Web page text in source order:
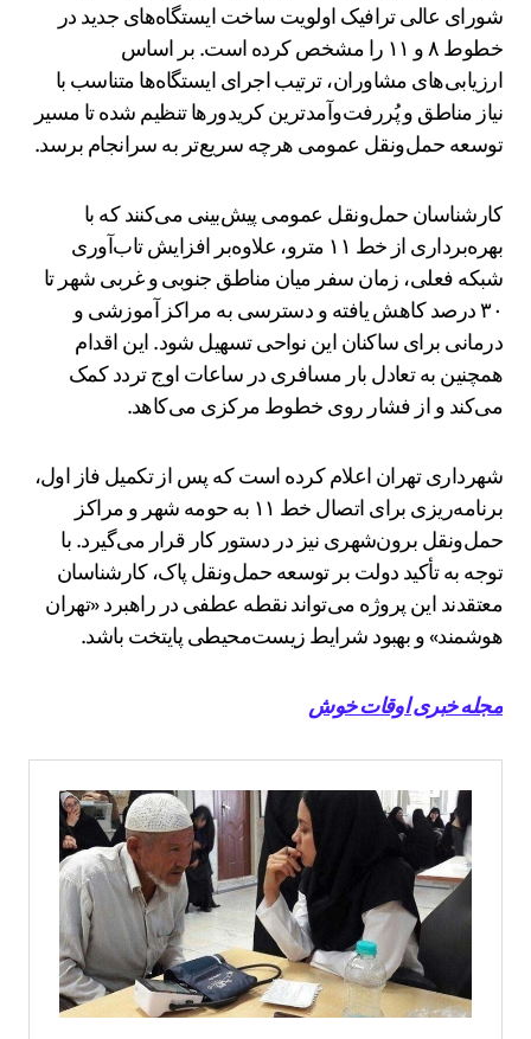
شورای عالی ترافیک اولویت ساخت ایستگاه‌های جدید در
خطوط ۸ و ۱۱ را مشخص کرده است. بر اساس
ارزیابی‌های مشاوران، ترتیب اجرای ایستگاه‌ها متناسب با
نیاز مناطق و پُررفت‌وآمدترین کریدورها تنظیم شده تا مسیر
توسعه حمل‌ونقل عمومی هرچه سریع‌تر به سرانجام برسد.
کارشناسان حمل‌ونقل عمومی پیش‌بینی می‌کنند که با
بهره‌برداری از خط ۱۱ مترو، علاوه‌بر افزایش تاب‌آوری
شبکه فعلی، زمان سفر میان مناطق جنوبی و غربی شهر تا
۳۰ درصد کاهش یافته و دسترسی به مراکز آموزشی و
درمانی برای ساکنان این نواحی تسهیل شود. این اقدام
همچنین به تعادل بار مسافری در ساعات اوج تردد کمک
می‌کند و از فشار روی خطوط مرکزی می‌کاهد.
شهرداری تهران اعلام کرده است که پس از تکمیل فاز اول،
برنامه‌ریزی برای اتصال خط ۱۱ به حومه شهر و مراکز
حمل‌ونقل برون‌شهری نیز در دستور کار قرار می‌گیرد. با
توجه به تأکید دولت بر توسعه حمل‌ونقل پاک، کارشناسان
معتقدند این پروژه می‌تواند نقطه عطفی در راهبرد «تهران
هوشمند» و بهبود شرایط زیست‌محیطی پایتخت باشد.
مجله خبری اوقات خوش